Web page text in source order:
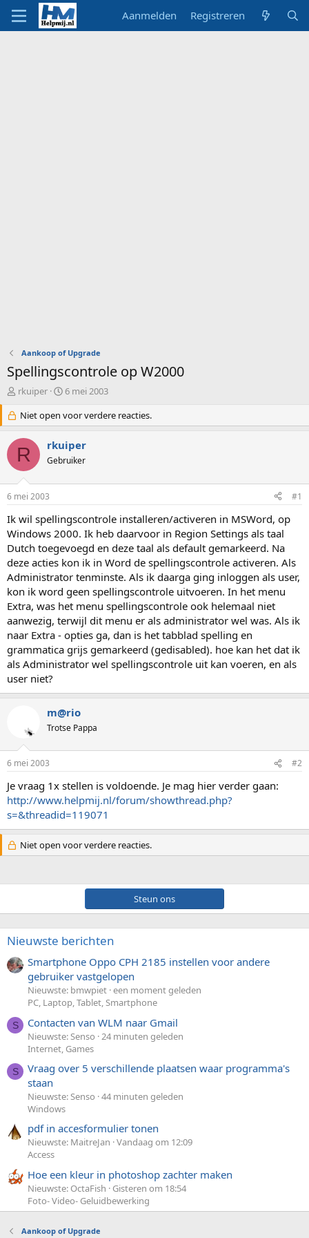
Aanmelden Registreren
Aankoop of Upgrade
Spellingscontrole op W2000
O
d
e
r
w
e
s
t
a
r
t
e
r
rkuiper
S
a
r
t
d
a
m
6 mei 2003
Niet open voor verdere reacties.
R rkuiper
Gebruiker
6 mei 2003 #1
Ik wil spellingscontrole installeren/activeren in MSWord, op
Windows 2000. Ik heb daarvoor in Region Settings als taal
Dutch toegevoegd en deze taal als default gemarkeerd. Na
deze acties kon ik in Word de spellingscontrole activeren. Als
Administrator tenminste. Als ik daarga ging inloggen als user,
kon ik word geen spellingscontrole uitvoeren. In het menu
Extra, was het menu spellingscontrole ook helemaal niet
aanwezig, terwijl dit menu er als administrator wel was. Als ik
naar Extra - opties ga, dan is het tabblad spelling en
grammatica grijs gemarkeerd (gedisabled). hoe kan het dat ik
als Administrator wel spellingscontrole uit kan voeren, en als
user niet?
m@rio
Trotse Pappa
6 mei 2003 #2
Je vraag 1x stellen is voldoende. Je mag hier verder gaan:
http://www.helpmij.nl/forum/showthread.php?
s=&threadid=119071
Niet open voor verdere reacties.
Steun ons
Nieuwste berichten
Smartphone Oppo CPH 2185 instellen voor andere
gebruiker vastgelopen
Nieuwste: bmwpiet een moment geleden
PC, Laptop, Tablet, Smartphone
S Contacten van WLM naar Gmail
Nieuwste: Senso 24 minuten geleden
Internet, Games
S
Vraag over 5 verschillende plaatsen waar programma's
staan
Nieuwste: Senso 44 minuten geleden
Windows
pdf in accesformulier tonen
Nieuwste: MaitreJan Vandaag om 12:09
Access
Hoe een kleur in photoshop zachter maken
Nieuwste: OctaFish
Gisteren om 18:54
Foto- Video- Geluidbewerking
Aankoop of Upgrade